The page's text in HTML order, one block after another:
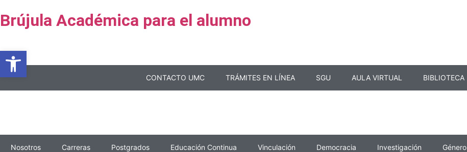
Brújula Académica para el alumno
CONTACTO UMC TRÁMITES EN LÍNEA SGU AULA VIRTUAL BIBLIOTECA
Nosotros Carreras Postgrados Educación Continua Vinculación Democracia Investigación Género
Abrir barra de herramientas